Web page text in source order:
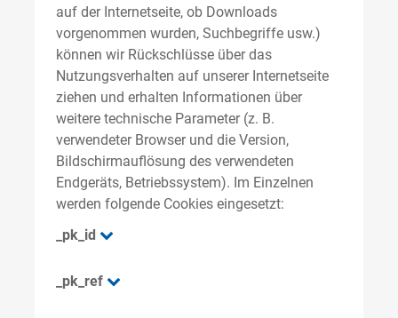
auf der Internetseite, ob Downloads
vorgenommen wurden, Suchbegriffe usw.)
können wir Rückschlüsse über das
Nutzungsverhalten auf unserer Internetseite
ziehen und erhalten Informationen über
weitere technische Parameter (z. B.
verwendeter Browser und die Version,
Bildschirmauflösung des verwendeten
Endgeräts, Betriebssystem). Im Einzelnen
werden folgende Cookies eingesetzt:
_pk_id
_pk_ref